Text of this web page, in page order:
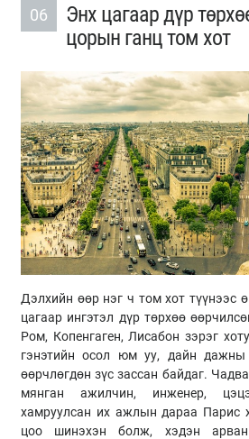
06
Энх цагаар дүр
цорын ганц том хот
Дэлхийн өөр нэг ч том хот түүнээс
цагаар ингэтэл дүр төрхөө
Ром, Копенгаген, Лисабон зэрэг
гэнэтийн осол юм уу, дайн
өөрчлөгдөн зүс зассан байдаг.
мянган ажилчин, инженер,
хамруулсан их ажлын дараа Парис
цоо шинэхэн болж, хэдэн